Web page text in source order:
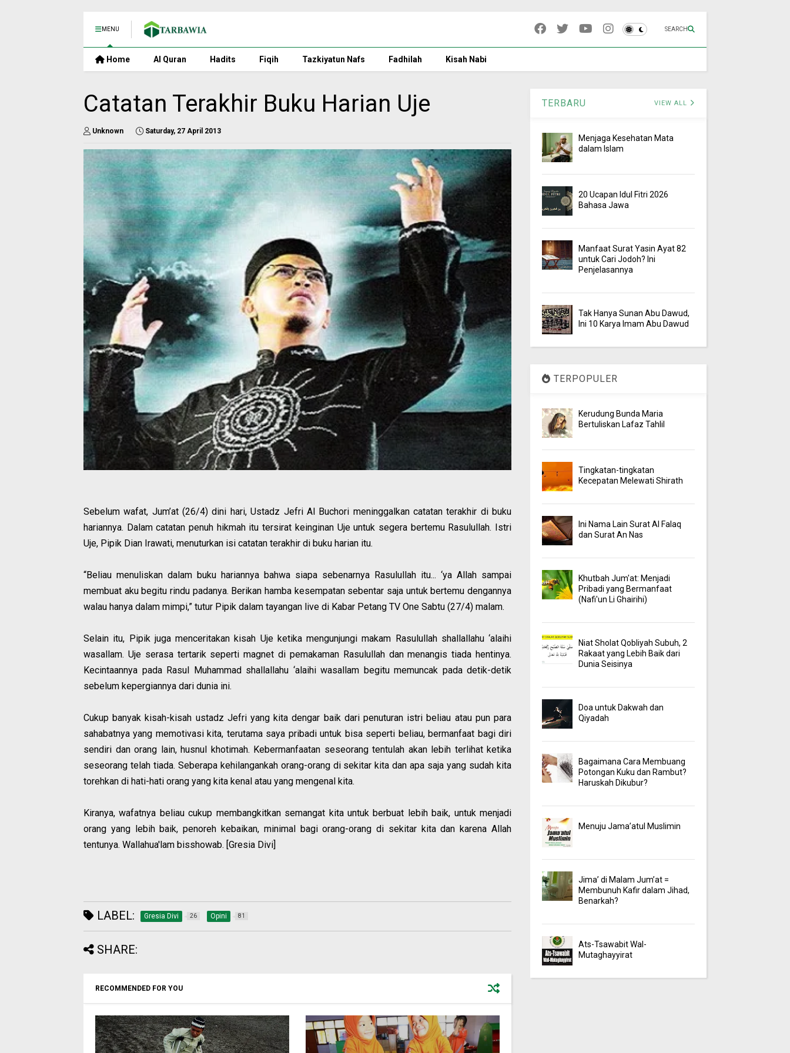
MENU SEARCH
Home Al Quran Hadits Fiqih Tazkiyatun Nafs Fadhilah Kisah Nabi
Catatan Terakhir Buku Harian Uje
Unknown Saturday, 27 April 2013
Sebelum wafat, Jum’at (26/4) dini hari, Ustadz Jefri Al Buchori meninggalkan catatan terakhir di buku
hariannya. Dalam catatan penuh hikmah itu tersirat keinginan Uje untuk segera bertemu Rasulullah. Istri
Uje, Pipik Dian Irawati, menuturkan isi catatan terakhir di buku harian itu.
“Beliau menuliskan dalam buku hariannya bahwa siapa sebenarnya Rasulullah itu... ‘ya Allah sampai
membuat aku begitu rindu padanya. Berikan hamba kesempatan sebentar saja untuk bertemu dengannya
walau hanya dalam mimpi,” tutur Pipik dalam tayangan live di Kabar Petang TV One Sabtu (27/4) malam.
Selain itu, Pipik juga menceritakan kisah Uje ketika mengunjungi makam Rasulullah shallallahu ‘alaihi
wasallam. Uje serasa tertarik seperti magnet di pemakaman Rasulullah dan menangis tiada hentinya.
Kecintaannya pada Rasul Muhammad shallallahu ‘alaihi wasallam begitu memuncak pada detik-detik
sebelum kepergiannya dari dunia ini.
Cukup banyak kisah-kisah ustadz Jefri yang kita dengar baik dari penuturan istri beliau atau pun para
sahabatnya yang memotivasi kita, terutama saya pribadi untuk bisa seperti beliau, bermanfaat bagi diri
sendiri dan orang lain, husnul khotimah. Kebermanfaatan seseorang tentulah akan lebih terlihat ketika
seseorang telah tiada. Seberapa kehilangankah orang-orang di sekitar kita dan apa saja yang sudah kita
torehkan di hati-hati orang yang kita kenal atau yang mengenal kita.
Kiranya, wafatnya beliau cukup membangkitkan semangat kita untuk berbuat lebih baik, untuk menjadi
orang yang lebih baik, penoreh kebaikan, minimal bagi orang-orang di sekitar kita dan karena Allah
tentunya. Wallahua'lam bisshowab. [Gresia Divi]
LABEL: Gresia Divi 26 Opini 81
SHARE:
RECOMMENDED FOR YOU
TERBARU VIEW ALL
Menjaga Kesehatan Mata
dalam Islam
20 Ucapan Idul Fitri 2026
Bahasa Jawa
Manfaat Surat Yasin Ayat 82
untuk Cari Jodoh? Ini
Penjelasannya
Tak Hanya Sunan Abu Dawud,
Ini 10 Karya Imam Abu Dawud
TERPOPULER
Kerudung Bunda Maria
Bertuliskan Lafaz Tahlil
Tingkatan-tingkatan
Kecepatan Melewati Shirath
Ini Nama Lain Surat Al Falaq
dan Surat An Nas
Khutbah Jum'at: Menjadi
Pribadi yang Bermanfaat
(Nafi'un Li Ghairihi)
Niat Sholat Qobliyah Subuh, 2
Rakaat yang Lebih Baik dari
Dunia Seisinya
Doa untuk Dakwah dan
Qiyadah
Bagaimana Cara Membuang
Potongan Kuku dan Rambut?
Haruskah Dikubur?
Menuju Jama’atul Muslimin
Jima’ di Malam Jum’at =
Membunuh Kafir dalam Jihad,
Benarkah?
Ats-Tsawabit Wal-
Mutaghayyirat